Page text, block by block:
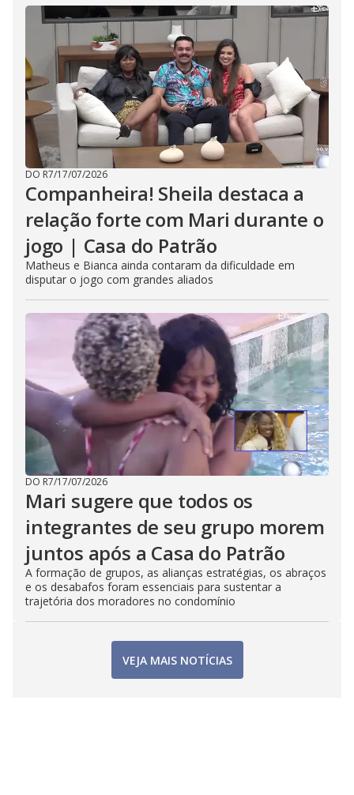
DO R7/17/07/2026
Companheira! Sheila destaca a
relação forte com Mari durante o
jogo | Casa do Patrão
Matheus e Bianca ainda contaram da dificuldade em
disputar o jogo com grandes aliados
DO R7/17/07/2026
Mari sugere que todos os
integrantes de seu grupo morem
juntos após a Casa do Patrão
A formação de grupos, as alianças estratégias, os abraços
e os desabafos foram essenciais para sustentar a
trajetória dos moradores no condomínio
VEJA MAIS NOTÍCIAS